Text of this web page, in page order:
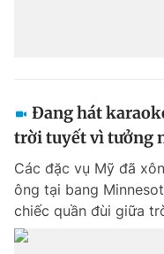
Đang hát
trời tuyết vì tưởng
Các đặc vụ Mỹ đã
ông tại bang
chiếc quần đùi giữa